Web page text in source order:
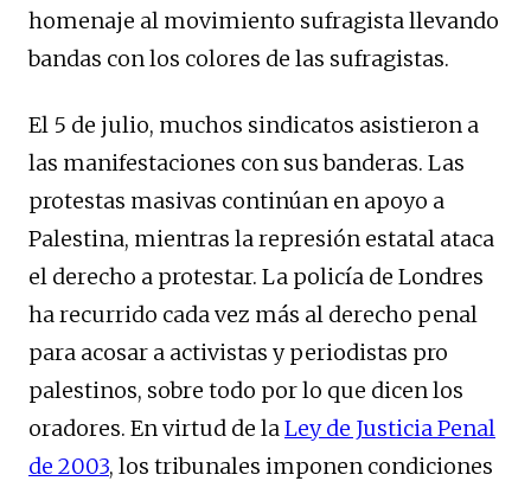
homenaje al movimiento sufragista llevando
bandas con los colores de las sufragistas.
El 5 de julio, muchos sindicatos asistieron a
las manifestaciones con sus banderas. Las
protestas masivas continúan en apoyo a
Palestina, mientras la represión estatal ataca
el derecho a protestar. La policía de Londres
ha recurrido cada vez más al derecho penal
para acosar a activistas y periodistas pro
palestinos, sobre todo por lo que dicen los
oradores. En virtud de laLey de Justicia Penal
de 2003, los tribunales imponen condiciones